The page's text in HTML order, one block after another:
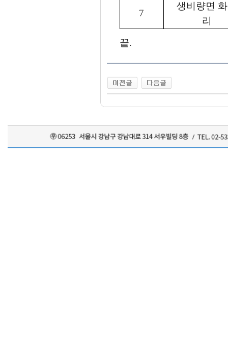
7
생비량면
리
끝.